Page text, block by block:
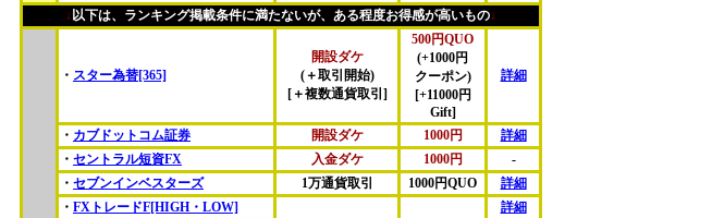
↓ 以下は、ランキング掲載条件に満たないが、ある程度お得感が高いもの↓
・ スター為替[365]
開設ダケ
(＋取引開始)
[＋複数通貨取引]
500円QUO
(+1000円
クーポン)
[+11000円
Gift]
詳細
・ カブドットコム証券 開設ダケ 1000円
詳細
・ セントラル短資FX 入金ダケ 1000円
-
・ セブンインベスターズ 1万通貨取引 1000円QUO
詳細
・ FXトレードF[HIGH・LOW]
詳細